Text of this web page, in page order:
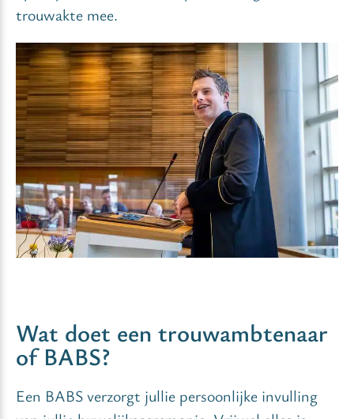
trouwakte mee.
Wat doet een trouwambtenaar
of BABS?
Een BABS verzorgt jullie persoonlijke invulling